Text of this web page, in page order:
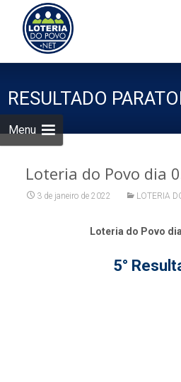
Menu
RESULTADO
Loteria do Povo dia
3 de janeiro de 2022 LOTERIA
Loteria do Povo
5°